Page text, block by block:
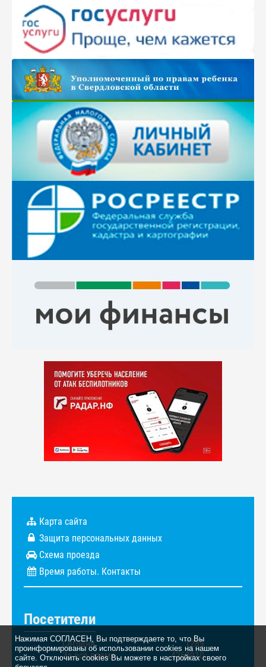
Нажимая СОГЛАСЕН, Вы подтверждаете то, что Вы
проинформированы об использовании cookies на нашем
сайте. Отключить cookies Вы можете в настройках своего
Карта сайта
Защита персональных данных
Схема проезда
Время работы. Контакты
Посетители
Сегодня
1289
За всё время
4269910